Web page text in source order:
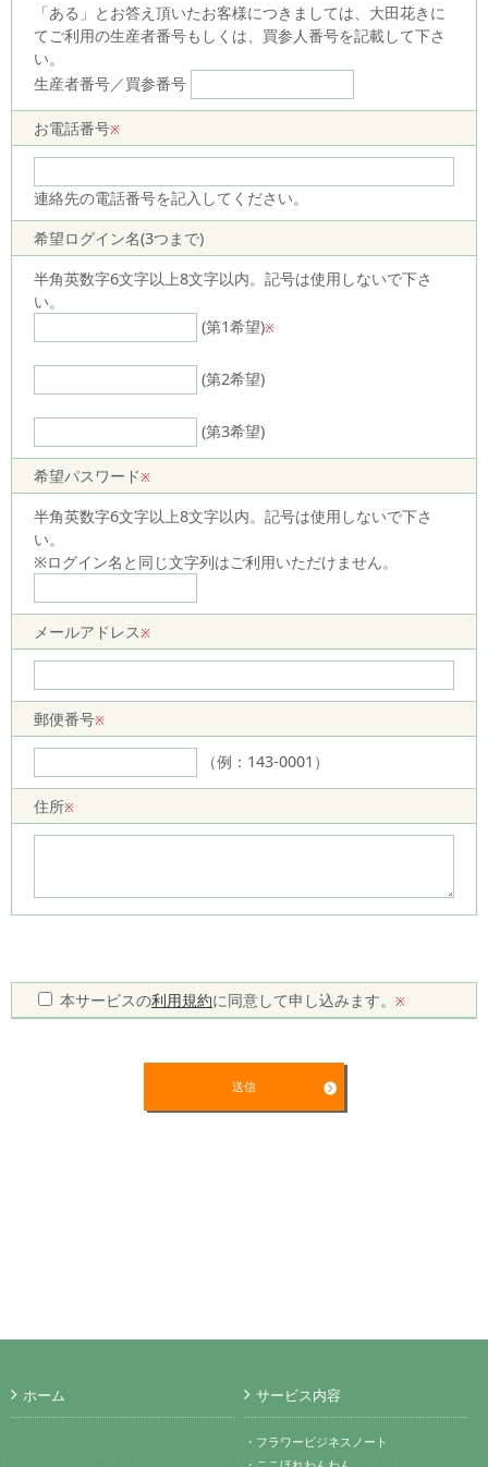
「ある」とお答え頂いたお客様につきましては、大田花きに
てご利用の生産者番号もしくは、買参人番号を記載して下さ
い。
生産者番号／買参番号
お電話番号※
連絡先の電話番号を記入してください。
希望ログイン名(3つまで)
半角英数字6文字以上8文字以内。記号は使用しないで下さ
い。
(第1希望)※
(第2希望)
(第3希望)
希望パスワード※
半角英数字6文字以上8文字以内。記号は使用しないで下さ
い。
※ログイン名と同じ文字列はご利用いただけません。
メールアドレス※
郵便番号※
（例：143-0001）
住所※
本サービスの利用規約に同意して申し込みます。 ※
ホーム サービス内容
・フラワービジネスノート